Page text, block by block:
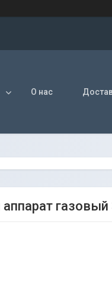
О нас
газовый